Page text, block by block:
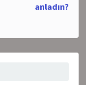
anladın?